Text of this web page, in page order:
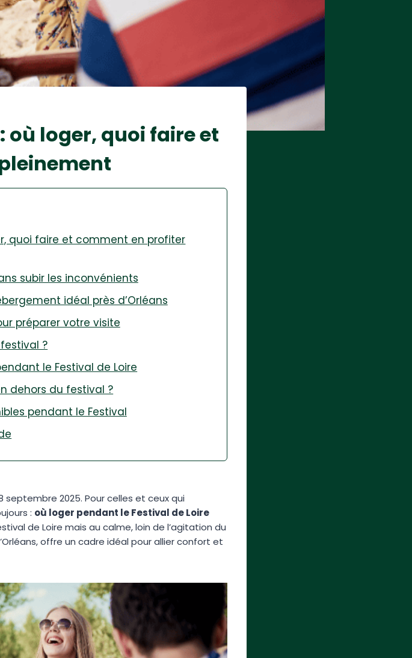
où loger, quoi faire et
quoi faire et comment en profiter
subir les inconvénients
idéal près d’Orléans
préparer votre visite
?
le Festival de Loire
dehors du festival ?
pendant le Festival
septembre 2025. Pour celles et ceux qui
: où loger pendant le Festival de Loire
de Loire mais au calme, loin de l’agitation du
offre un cadre idéal pour allier confort et